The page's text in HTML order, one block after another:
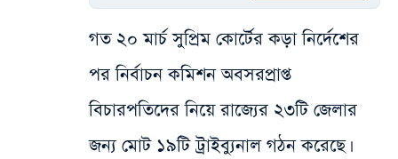
গত ২০ মার্চ সুপ্রিম কোর্টের কড়া নির্দেশের
পর নির্বাচন কমিশন অবসরপ্রাপ্ত
বিচারপতিদের নিয়ে রাজ্যের ২৩টি জেলার
জন্য মোট ১৯টি ট্রাইব্যুনাল গঠন করেছে।